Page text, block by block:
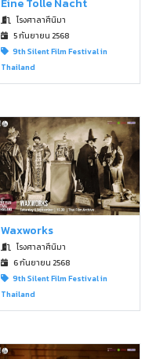
Eine Tolle Nacht
โรงศาลาศีนิมา
5 กันยายน 2568
9th Silent Film Festival in
Thailand
Waxworks
โรงศาลาศีนิมา
6 กันยายน 2568
9th Silent Film Festival in
Thailand